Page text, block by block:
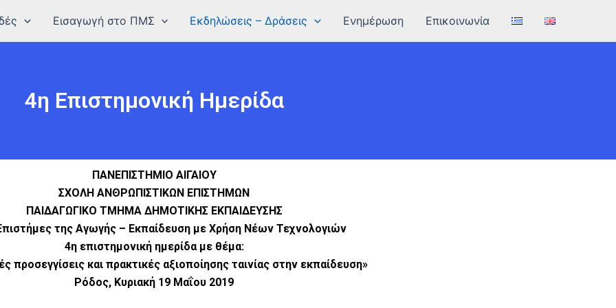
Εισαγωγή στο ΠΜΣ Εκδηλώσεις – Δράσεις Ενημέρωση Επικοινωνία
4η Επιστημονική Ημερίδα
ΠΑΝΕΠΙΣΤΗΜΙΟ ΑΙΓΑΙΟΥ
ΣΧΟΛΗ ΑΝΘΡΩΠΙΣΤΙΚΩΝ ΕΠΙΣΤΗΜΩΝ
ΠΑΙΔΑΓΩΓΙΚΟ ΤΜΗΜΑ ΔΗΜΟΤΙΚΗΣ ΕΚΠΑΙΔΕΥΣΗΣ
της Αγωγής – Εκπαίδευση με Χρήση Νέων Τεχνολογιών
4η επιστημονική ημερίδα με θέμα:
προσεγγίσεις και πρακτικές αξιοποίησης ταινίας στην εκπαίδευση»
Ρόδος, Κυριακή 19 Μαΐου 2019